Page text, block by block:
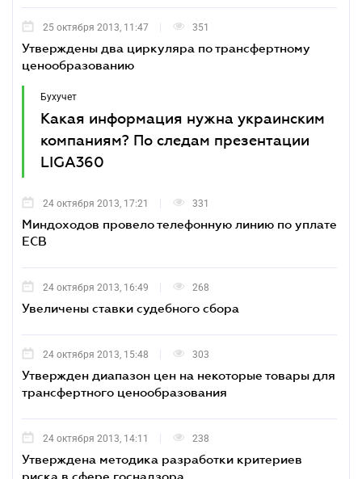
25 октября 2013, 11:47 351
Утверждены два циркуляра по трансфертному
ценообразованию
Бухучет
Какая информация нужна украинским
компаниям? По следам презентации
LIGA360
24 октября 2013, 17:21 331
Миндоходов провело телефонную линию по уплате
ЕСВ
24 октября 2013, 16:49 268
Увеличены ставки судебного сбора
24 октября 2013, 15:48 303
Утвержден диапазон цен на некоторые товары для
трансфертного ценообразования
24 октября 2013, 14:11 238
Утверждена методика разработки критериев
риска в сфере госнадзора